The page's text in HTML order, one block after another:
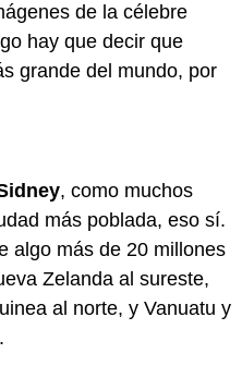
de la célebre
hay que decir que
grande del mundo, por
, como muchos
más poblada, eso sí.
algo más de 20 millones
Zelanda al sureste,
al norte, y Vanuatu y